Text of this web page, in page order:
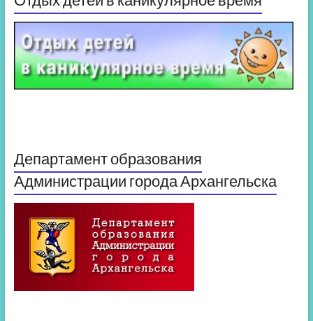
Департамент образования
Администрации города Архангельска